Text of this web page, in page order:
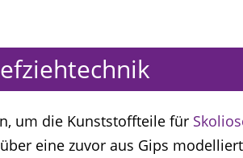
um die Kunststoffteile für
eine zuvor aus Gips